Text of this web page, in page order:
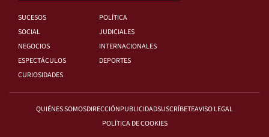
SUCESOS
POLÍTICA
SOCIAL
JUDICIALES
NEGOCIOS
INTERNACIONALES
ESPECTÁCULOS
DEPORTES
CURIOSIDADES
QUIÉNES SOMOSDIRECCIÓNPUBLICIDADSUSCRÍBETEAVISO LEGAL
POLÍTICA DE COOKIES